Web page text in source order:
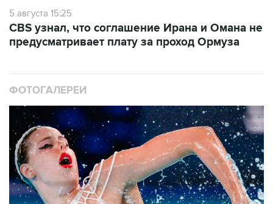
5 августа 15:25
CBS узнал, что соглашение Ирана и Омана не
предусматривает плату за проход Ормуза
ФОТОГАЛЕРЕИ